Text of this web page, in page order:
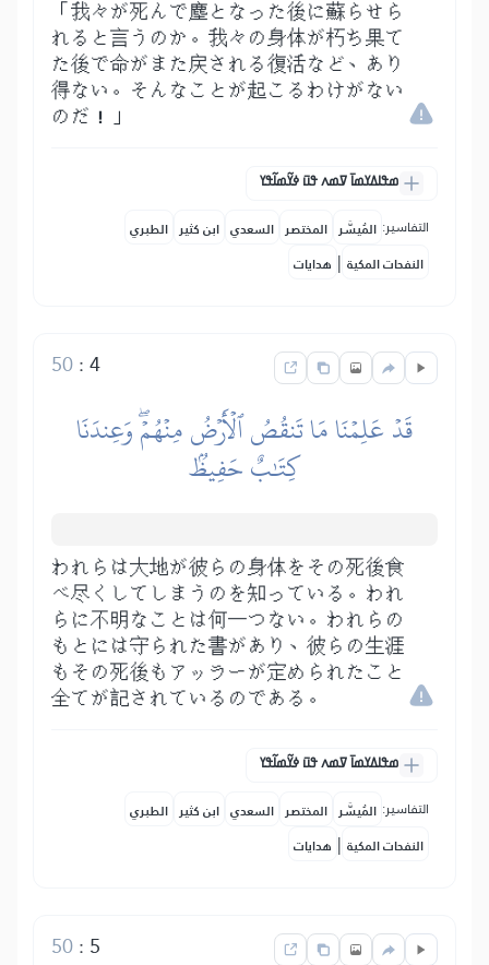
「我々が死んで塵となった後に蘇らせら
れると言うのか。我々の身体が朽ち果て
た後で命がまた戻される復活など、あり
得ない。そんなことが起こるわけがない
のだ！」
ߘߟߊߡߌߘߊ߫ ߜߘߍ ߟߎ߫ ߦߌ߬ߘߊ߬ߟߌ
التفاسير: المُيسَّر المختصر السعدي ابن كثير الطبري
النفحات المكية | هدايات
4
:
50
قَدۡ عَلِمۡنَا مَا تَنقُصُ ٱلۡأَرۡضُ مِنۡهُمۡۖ وَعِندَنَا
كِتَٰبٌ حَفِيظُۢ
われらは大地が彼らの身体をその死後食
べ尽くしてしまうのを知っている。われ
らに不明なことは何一つない。われらの
もとには守られた書があり、彼らの生涯
もその死後もアッラーが定められたこと
全てが記されているのである。
ߘߟߊߡߌߘߊ߫ ߜߘߍ ߟߎ߫ ߦߌ߬ߘߊ߬ߟߌ
التفاسير: المُيسَّر المختصر السعدي ابن كثير الطبري
النفحات المكية | هدايات
5
:
50